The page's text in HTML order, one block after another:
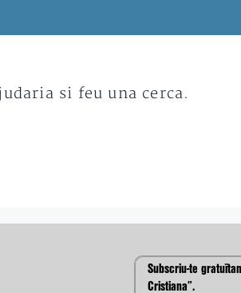
si feu una cerca.
Subscriu-te
Cristiana”.